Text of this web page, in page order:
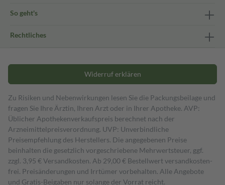
So geht's
Rechtliches
Widerruf erklären
Zu Risiken und Nebenwirkungen lesen Sie die Packungsbeilage und
fragen Sie Ihre Ärztin, Ihren Arzt oder in Ihrer Apotheke. AVP:
Üblicher Apothekenverkaufspreis berechnet nach der
Arzneimittelpreisverordnung. UVP: Unverbindliche
Preisempfehlung des Herstellers. Die angegebenen Preise
beinhalten die gesetzlich vorgeschriebene Mehrwertsteuer, ggf.
zzgl. 3,95 € Versandkosten. Ab 29,00 € Bestell­wert versand­kosten­
frei. Preisänderungen und Irrtümer vorbehalten. Alle Angebote
und Gratis-Beigaben nur solange der Vorrat reicht.